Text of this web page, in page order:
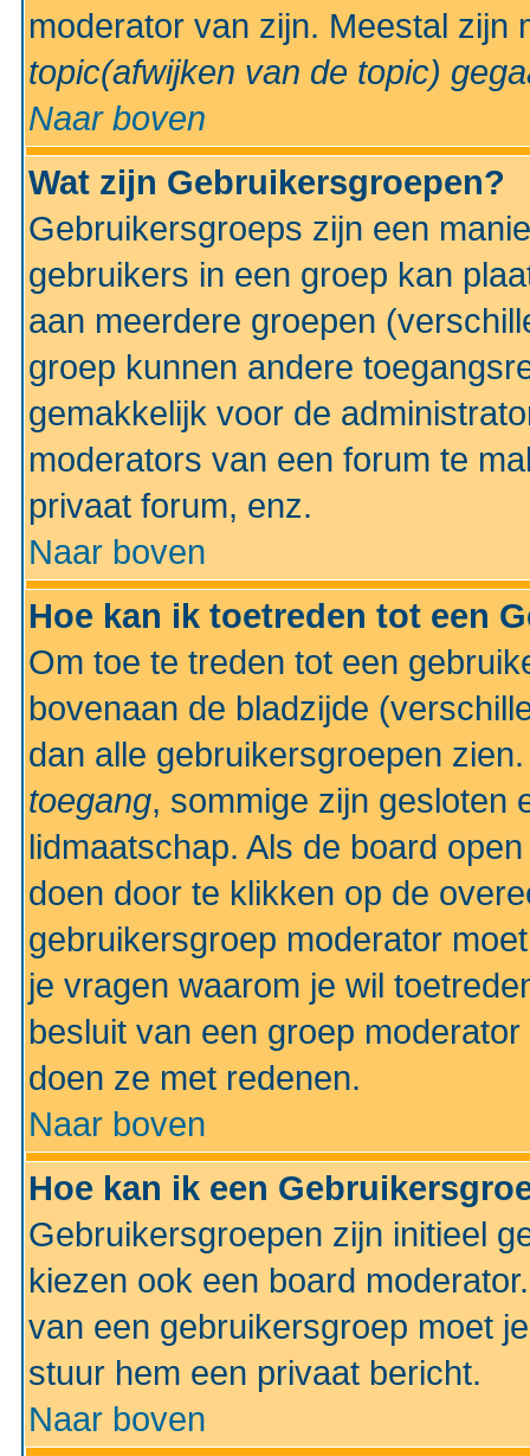
moderator van zijn. Meestal
topic(afwijken van de topic)
Naar boven
Wat zijn Gebruikersgroepen?
Gebruikersgroeps zijn een
gebruikers in een groep kan
aan meerdere groepen
groep kunnen andere
gemakkelijk voor de
moderators van een forum te
privaat forum, enz.
Naar boven
Hoe kan ik toetreden tot een
Om toe te treden tot een
bovenaan de bladzijde
dan alle gebruikersgroepen
toegang, sommige zijn gesloten
lidmaatschap. Als de board
doen door te klikken op de
gebruikersgroep moderator
je vragen waarom je wil
besluit van een groep
doen ze met redenen.
Naar boven
Hoe kan ik een
Gebruikersgroepen zijn initieel
kiezen ook een board
van een gebruikersgroep moet
stuur hem een privaat bericht.
Naar boven